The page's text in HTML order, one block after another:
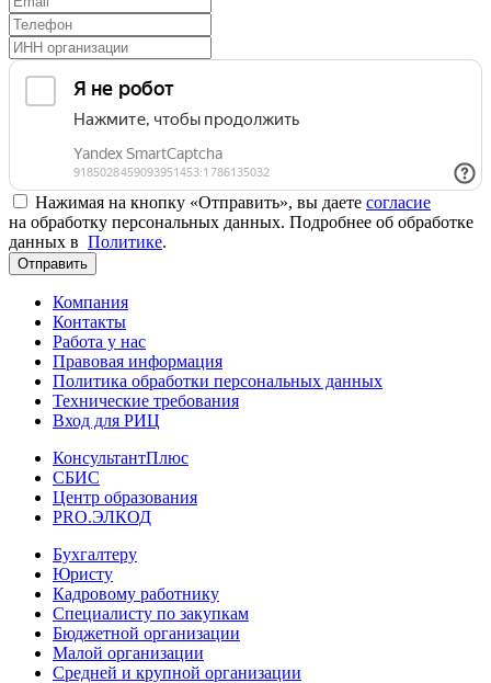
Нажимая на кнопку «Отправить», вы даете согласие
на обработку персональных данных. Подробнее об обработке
данных в Политике.
Отправить
Компания
Контакты
Работа у нас
Правовая информация
Политика обработки персональных данных
Технические требования
Вход для РИЦ
КонсультантПлюс
СБИС
Центр образования
PRO.ЭЛКОД
Бухгалтеру
Юристу
Кадровому работнику
Специалисту по закупкам
Бюджетной организации
Малой организации
Средней и крупной организации